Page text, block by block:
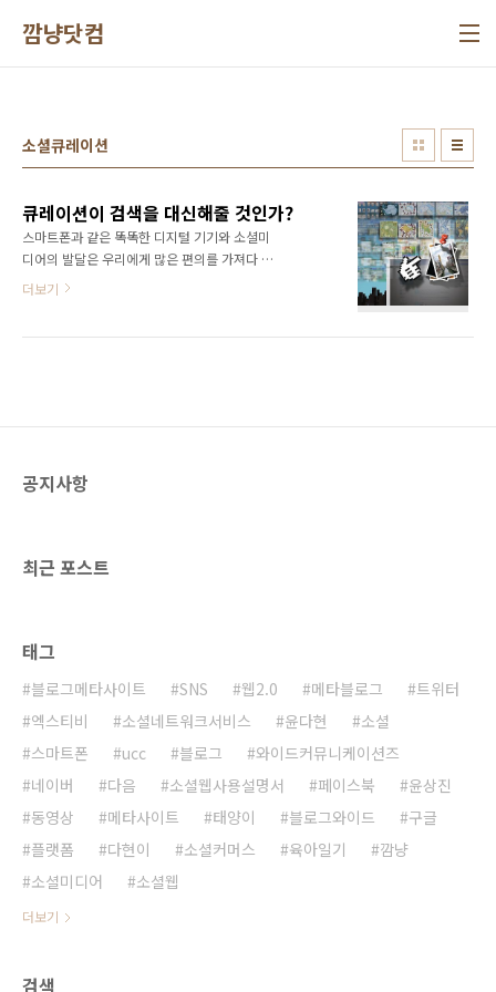
깜냥닷컴
소셜큐레이션
큐레이션이 검색을 대신해줄 것인가?
스마트폰과 같은 똑똑한 디지털 기기와 소셜미
디어의 발달은 우리에게 많은 편의를 가져다 주
었지만 그와 동시에 엄청나게 많은 정보를 쏟아
획 등의 업무를 수행하는 전문가를 의미하지만,
확대 사용되고 있다. 이처럼 정..
더보기
공지사항
최근 포스트
태그
블로그메타사이트 SNS 웹2.0 메타블로그
트위터
엑스티비
소셜네트워크서비스 윤다현
소셜
스마트폰
ucc 블로그
와이드커뮤니케이션즈
네이버
다음 소셜웹사용설명서 페이스북
윤상진
동영상
메타사이트 태양이 블로그와이드
구글
플랫폼
다현이 소셜커머스 육아일기
깜냥
소셜미디어
소셜웹
더보기
검색